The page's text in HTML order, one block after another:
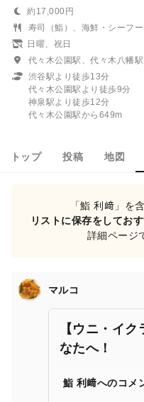
約17,000円
寿司（鮨）、海鮮・シーフー
日曜、祝日
代々木公園駅、代々木八幡
渋谷駅より徒歩13分
代々木公園駅より徒歩9分
神泉駅より徒歩12分
代々木公園駅から649m
トップ 投稿 地図
「鮨 利﨑」を
リストに保存をしてお
詳細ページ
マルコ
【ウニ・イ
なたへ！
鮨 利﨑へのコメ